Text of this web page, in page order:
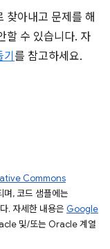
찾아내고 문제를 해
할 수 있습니다. 자
를 참고하세요.
Commons
며, 코드 샘플에는
. 자세한 내용은 Google
및/또는 Oracle 계열